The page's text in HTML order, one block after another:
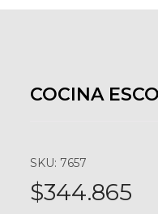
COCINA
SKU: 7657
$344.865